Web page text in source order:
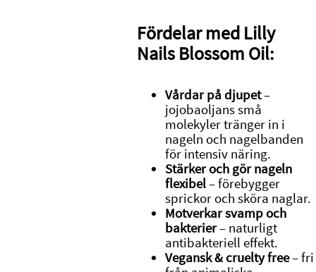
Fördelar med Lilly
Nails Blossom Oil:
Vårdar på djupet–
jojobaoljans små
molekyler tränger in i
nageln och nagelbanden
för intensiv näring.
Stärker och gör nageln
flexibel– förebygger
sprickor och sköra naglar.
Motverkar svamp och
bakterier– naturligt
antibakteriell effekt.
Vegansk & cruelty free– fri